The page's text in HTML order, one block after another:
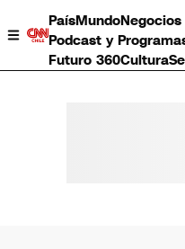
PaísMundoNegocios
Podcast y
Futuro 360Cultura